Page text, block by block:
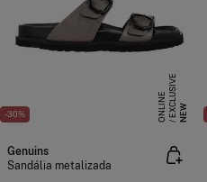
-30% NEW
E
X
C
L
US
I
V
E
O
N
L
I
N
E
Genuins
Sandália metalizada